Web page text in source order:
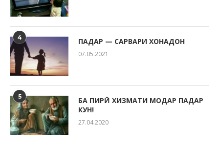
4 ПАДАР — САРВАРИ ХОНАДОН
07.05.2021
5
БА ПИРӢ ХИЗМАТИ МОДАР ПАДАР
КУН!
27.04.2020